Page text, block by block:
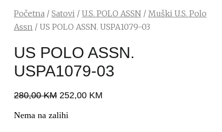
Početna / Satovi / U.S. POLO ASSN / Muški U.S. Polo
Assn / US POLO ASSN. USPA1079-03
US POLO ASSN.
USPA1079-03
280,00KM 252,00 KM
Nema na zalihi